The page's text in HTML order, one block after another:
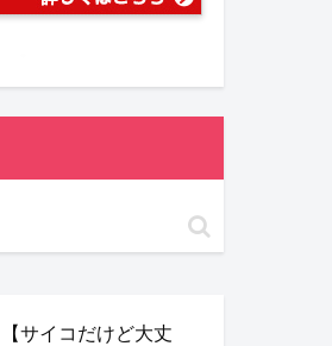
【サイコだけど大丈